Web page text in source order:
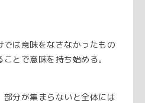
は意味をなさなかったもの
とで意味を持ち始める。
分が集まらないと全体には